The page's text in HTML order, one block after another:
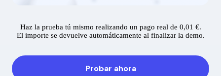
Haz la prueba tú mismo realizando un pago real de 0,01 €.
El importe se devuelve automáticamente al finalizar la demo.
Probar ahora